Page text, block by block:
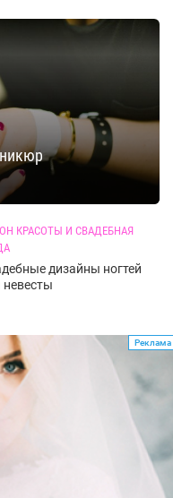
КРАСОТЫ И СВАДЕБНАЯ
дизайны ногтей
невесты
Реклама